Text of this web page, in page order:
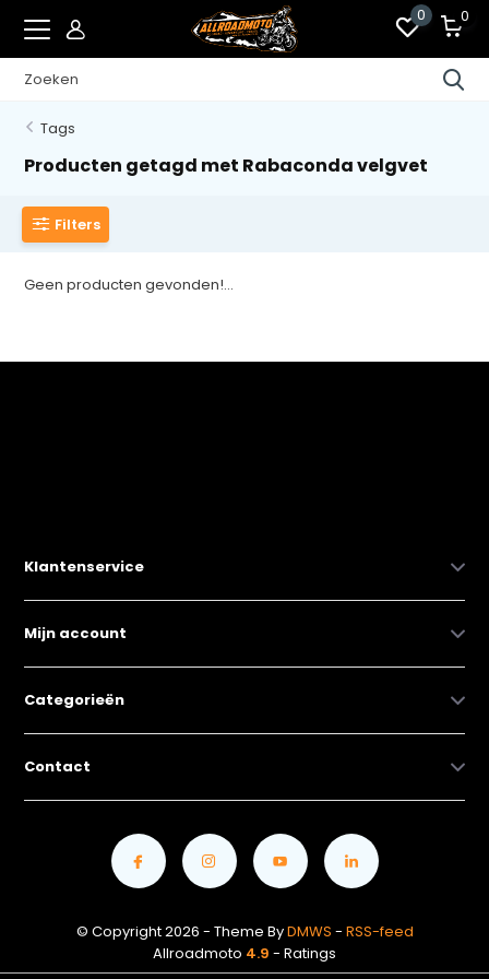
0 0
Tags
Producten getagd met Rabaconda velgvet
Filters
Geen producten gevonden!...
Klantenservice
Mijn account
Categorieën
Contact
© Copyright 2026 - Theme ByDMWS - RSS-feed
Allroadmoto 4.9 - Ratings